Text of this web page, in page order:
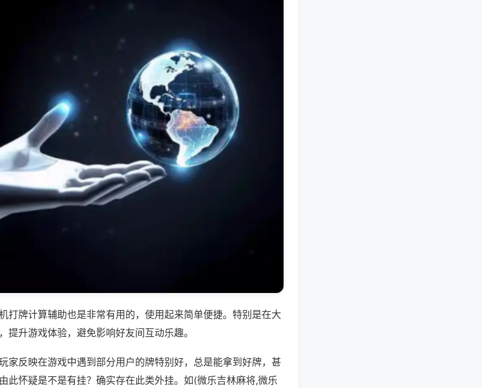
打牌计算辅助也是非常有用的，使用起来简单便捷。特别是在大
提升游戏体验，避免影响好友间互动乐趣。
家反映在游戏中遇到部分用户的牌特别好，总是能拿到好牌，甚
此怀疑是不是有挂？确实存在此类外挂。如(微乐吉林麻将,微乐